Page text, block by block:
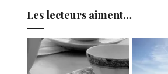
Les lecteurs aiment…